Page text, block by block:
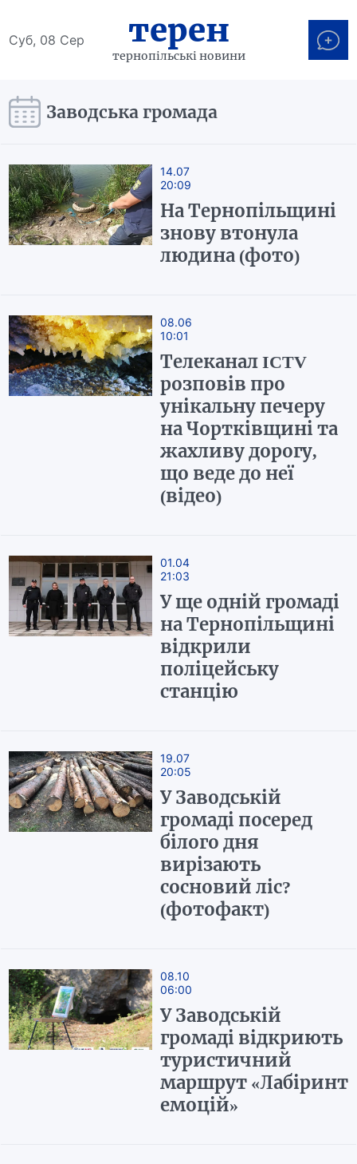
Суб, 08 Сер терен
тернопільські новини
Заводська громада
14.07
20:09
На Тернопільщині
знову втонула
людина (фото)
08.06
10:01
Телеканал ICTV
розповів про
унікальну печеру
на Чортківщині та
жахливу дорогу,
що веде до неї
(відео)
01.04
21:03
У ще одній громаді
на Тернопільщині
відкрили
поліцейську
станцію
19.07
20:05
У Заводській
громаді посеред
білого дня
вирізають
сосновий ліс?
(фотофакт)
08.10
06:00
У Заводській
громаді відкриють
туристичний
маршрут «Лабіринт
емоцій»